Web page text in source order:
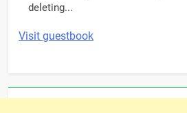
deleting...
Visit guestbook